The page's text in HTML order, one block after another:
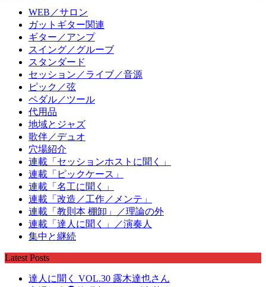
WEB／サロン
ガットギター関連
ギター／アンプ
スイング／グルーブ
スタンダード
セッション／ライブ／音源
ピック／弦
ペダル／ツール
代用品
地域とジャズ
歌伴／デュオ
穴場紹介
連載「セッションホストに聞く」
連載「ピックケース」
連載「名工に聞く」
連載「改造／工作／メンテ」
連載「教則本 棚卸」／理論の外
連載「達人に聞く」／演奏人
集中と継続
Latest Posts
達人に聞く VOL.30 露木達也さん